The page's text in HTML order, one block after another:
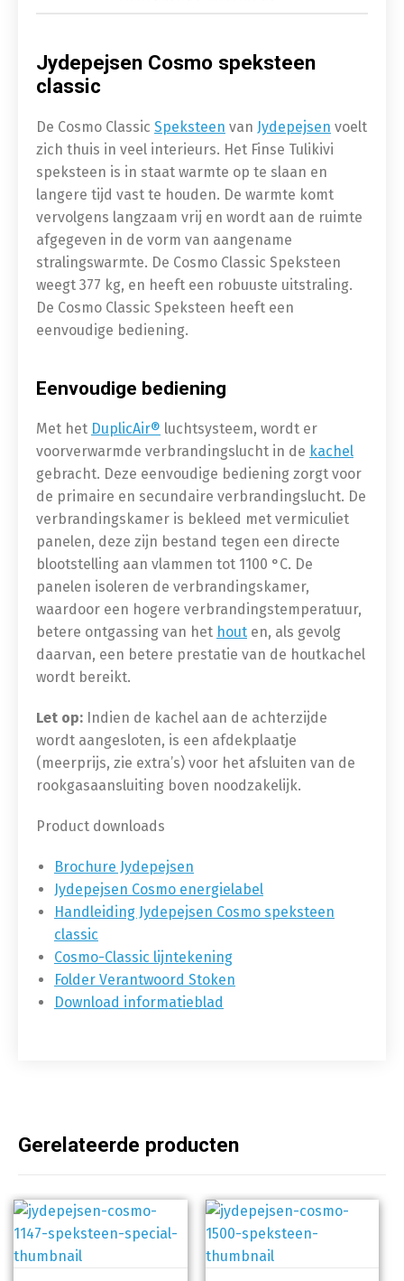
Jydepejsen Cosmo speksteen
classic
De Cosmo Classic Speksteen van Jydepejsen voelt
zich thuis in veel interieurs. Het Finse Tulikivi
speksteen is in staat warmte op te slaan en
langere tijd vast te houden. De warmte komt
vervolgens langzaam vrij en wordt aan de ruimte
afgegeven in de vorm van aangename
stralingswarmte. De Cosmo Classic Speksteen
weegt 377 kg, en heeft een robuuste uitstraling.
De Cosmo Classic Speksteen heeft een
eenvoudige bediening.
Eenvoudige bediening
Met het DuplicAir® luchtsysteem, wordt er
voorverwarmde verbrandingslucht in de kachel
gebracht. Deze eenvoudige bediening zorgt voor
de primaire en secundaire verbrandingslucht. De
verbrandingskamer is bekleed met vermiculiet
panelen, deze zijn bestand tegen een directe
blootstelling aan vlammen tot 1100 °C. De
panelen isoleren de verbrandingskamer,
waardoor een hogere verbrandingstemperatuur,
betere ontgassing van het hout en, als gevolg
daarvan, een betere prestatie van de houtkachel
wordt bereikt.
Let op: Indien de kachel aan de achterzijde
wordt aangesloten, is een afdekplaatje
(meerprijs, zie extra’s) voor het afsluiten van de
rookgasaansluiting boven noodzakelijk.
Product downloads
Brochure Jydepejsen
Jydepejsen Cosmo energielabel
Handleiding Jydepejsen Cosmo speksteen
classic
Cosmo-Classic lijntekening
Folder Verantwoord Stoken
Download informatieblad
Gerelateerde producten